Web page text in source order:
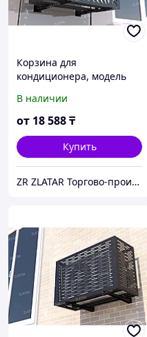
Корзина для
кондиционера, модель
В наличии
от 18 588₸
Купить
ZR ZLATAR Торгово-производственная Компания.